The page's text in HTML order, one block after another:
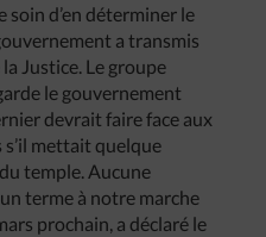
soin d’en déterminer le
a transmis
Justice. Le groupe
le gouvernement
devrait faire face aux
s’il mettait quelque
temple. Aucune
terme à notre marche
prochain, a déclaré le